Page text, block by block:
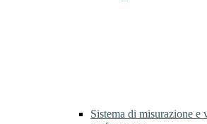
Sistema di misurazione e